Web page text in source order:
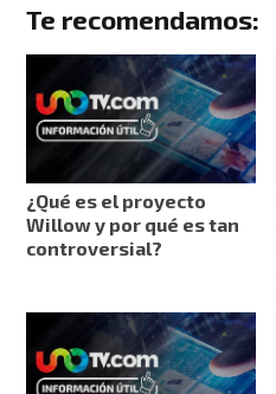
Te recomendamos:
¿Qué es el proyecto
Willow y por qué es tan
controversial?